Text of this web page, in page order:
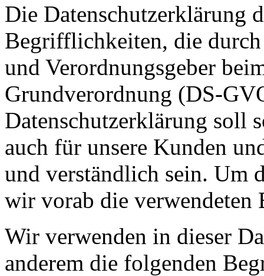
Die Datenschutzerklärung
Begrifflichkeiten, die
und Verordnungsgeber
Grundverordnung (DS-
Datenschutzerklärung soll
auch für unsere Kunden
und verständlich sein. Um
wir vorab die
Wir verwenden in dieser
anderem die folgenden